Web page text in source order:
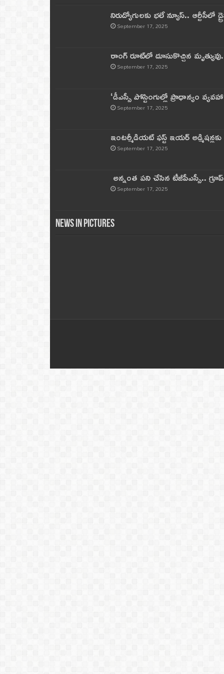
నిరుద్యోగులకు భలే న్యూస్.. ఆర్టీసీలో
September 17, 2025
రాంగ్ రూట్‌లో దూసుకొచ్చిన
September 17, 2025
‘డీఎస్సీ పోస్టింగుల్లో ప్రాధాన్యం
September 17, 2025
ఇంటర్మీడియట్ ఫస్ట్‌ ఇయర్‌
September 17, 2025
అన్నంత పని చేసిన టీజీపీఎస్సీ..
September 17, 2025
News in Pictures